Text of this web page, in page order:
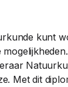
kunt
Met dit